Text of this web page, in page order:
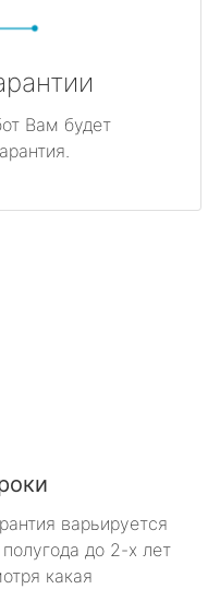
Вам будет
варьируется
полугода до 2-х лет
какая